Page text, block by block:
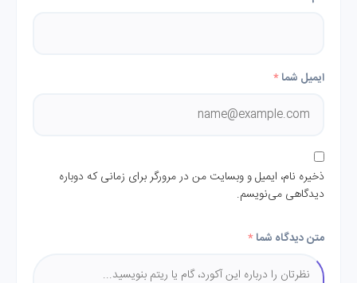
ایمیل شما*
ذخیره نام، ایمیل و وبسایت من در مرورگر برای زمانی که دوباره
دیدگاهی می‌نویسم.
متن دیدگاه شما*